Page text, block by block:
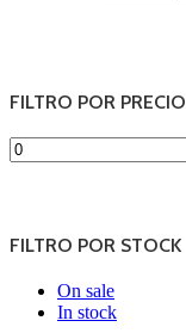
FILTRO POR PRECIO
Precio
mínimo
FILTRO POR STOCK
On sale
In stock